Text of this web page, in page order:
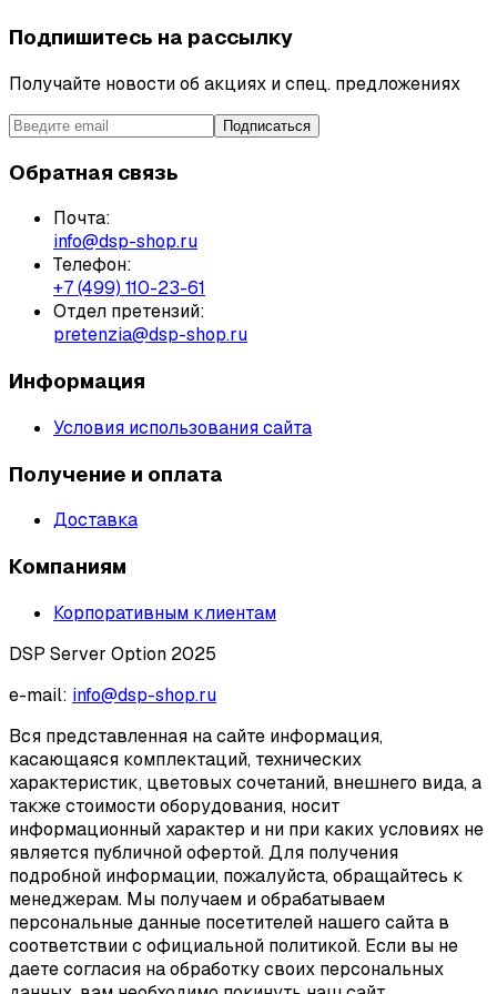
Подпишитесь на рассылку
Получайте новости об акциях и спец. предложениях
Подписаться
Обратная связь
Почта:
info@dsp-shop.ru
Телефон:
+7 (499) 110-23-61
Отдел претензий:
pretenzia@dsp-shop.ru
Информация
Условия использования сайта
Получение и оплата
Доставка
Компаниям
Корпоративным клиентам
DSP Server Option 2025
e-mail: info@dsp-shop.ru
Вся представленная на сайте информация,
касающаяся комплектаций, технических
характеристик, цветовых сочетаний, внешнего вида, а
также стоимости оборудования, носит
информационный характер и ни при каких условиях не
является публичной офертой. Для получения
подробной информации, пожалуйста, обращайтесь к
менеджерам. Мы получаем и обрабатываем
персональные данные посетителей нашего сайта в
соответствии с официальной политикой. Если вы не
даете согласия на обработку своих персональных